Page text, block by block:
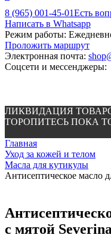
8 (965) 001-45-01Есть
Написать в Whatsapp
Режим работы:
Проложить маршрут
Электронная почта:
Соцсети и мессенджеры:
ЛИКВИДАЦИЯ
ТОРОПИТЕСЬ ПОКА
Главная
Уход за кожей и телом
Масла для кутикулы
Антисептическое масло
с мятой